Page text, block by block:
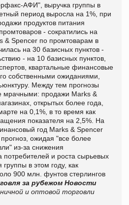
АФИ" , выручка группы в
период выросла на 1%, при
продуктов питания
- сократились на
& Spencer по промтоварам в
на 30 базисных пунктов -
- на 10 базисных пунктов,
квартальные финансовые
собственными ожиданиями,
Между тем прогнозы
мрачными: продажи Marks &
открытых более года,
на 0,1%, в то время как
показателя на 2,5%. На
год Marks & Spencer
ожидая "все более
из-за снижения
потребителей и роста сырьевых
в этом году, как
900 млн. фунтов стерлингов
за рубежом Новости
и оптовой торговли